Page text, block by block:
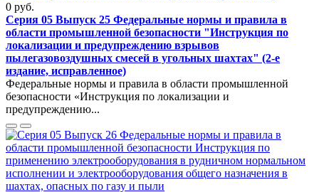
0 руб.
Серия 05 Выпуск 25 Федеральные нормы и правила в
области промышленной безопасности "Инструкция по
локализации и предупреждению взрывов
пылегазовоздушных смесей в угольных шахтах" (2-е
издание, исправленное)
Федеральные нормы и правила в области промышленной
безопасности «Инструкция по локализации и
предупреждению...